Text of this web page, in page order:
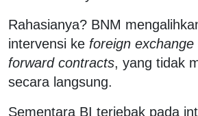
Rahasianya? BNM
intervensi ke foreign exchange
forward contracts, yang tidak
secara langsung.
Sementara BI terjebak pada